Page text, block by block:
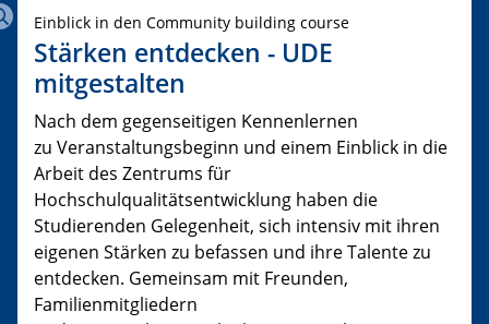
Einblick in den Community building course
Stärken entdecken - UDE
mitgestalten
Nach dem gegenseitigen Kennenlernen
zu Veranstaltungsbeginn und einem Einblick in die
Arbeit des Zentrums für
Hochschulqualitätsentwicklung haben die
Studierenden Gelegenheit, sich intensiv mit ihren
eigenen Stärken zu befassen und ihre Talente zu
entdecken. Gemeinsam mit Freunden,
Familienmitgliedern